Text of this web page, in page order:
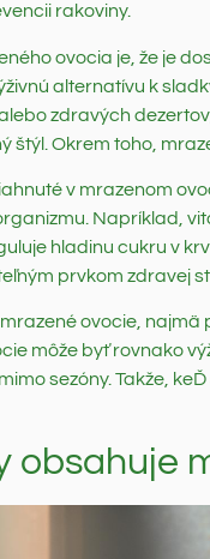
rakoviny.
ovocia je, že je
alternatívu k
zdravých
štýl. Okrem toho,
v mrazenom
Napríklad,
hladinu cukru v
prvkom zdravej
ovocie, najmä
môže byť rovnako
sezóny. Takže,
obsahuje